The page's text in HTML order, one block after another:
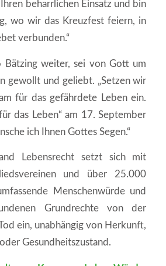
beharrlichen Einsatz und bin
wo wir das Kreuzfest feiern, in
verbunden.“
Bätzing weiter, sei von Gott um
gewollt und geliebt. „Setzen wir
für das gefährdete Leben ein.
das Leben“ am 17. September
ich Ihnen Gottes Segen.“
Lebensrecht setzt sich mit
und über 25.000
Menschenwürde und
Grundrechte von der
ein, unabhängig von Herkunft,
Gesundheitszustand.